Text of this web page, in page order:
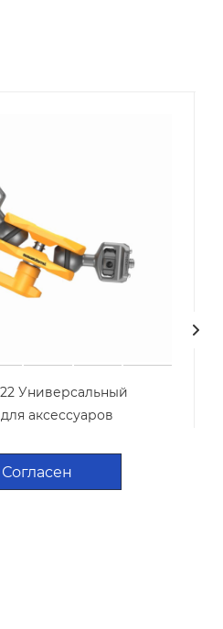
Согласен
Универсальный
аксессуаров